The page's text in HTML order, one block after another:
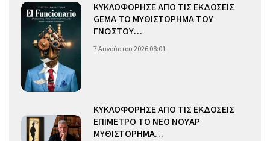
ΚΥΚΛΟΦΟΡΗΣΕ ΑΠΟ ΤΙΣ ΕΚΔΟΣΕΙΣ
GEMA ΤΟ ΜΥΘΙΣΤΟΡΗΜΑ ΤΟΥ
ΓΝΩΣΤΟΥ…
7 Αυγούστου 2026 08:01
ΚΥΚΛΟΦΟΡΗΣΕ ΑΠΟ ΤΙΣ ΕΚΔΟΣΕΙΣ
ΕΠΙΜΕΤΡΟ ΤΟ ΝΕΟ ΝΟΥΑΡ
ΜΥΘΙΣΤΟΡΗΜΑ…